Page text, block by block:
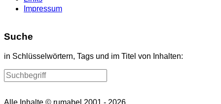
Impressum
Suche
in Schlüsselwörtern, Tags und im Titel von Inhalten: